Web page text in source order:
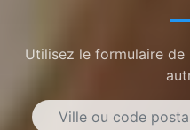
Utilisez le formulaire